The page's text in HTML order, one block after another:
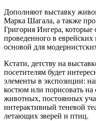
Дополняют выставку
Марка Шагала, а также
Григория Ингера, которые
проведенного в еврейских
основой для
Кстати, детству на
посетителям будет
элементы в экспозиции:
костюм или порисовать
животных, постоянных
интерактивный теневой
летающих зверей и птиц.